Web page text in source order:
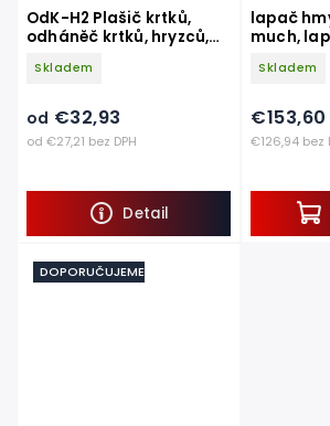
OdK-H2 Plašič krtků,
odháněč krtků, hryzců,
Skladem
od €27,21 bez DPH
od €32,93
Detail
lapač
much,
m2
Skladem
€126,94 bez
€153,60
DOPORUČUJEME